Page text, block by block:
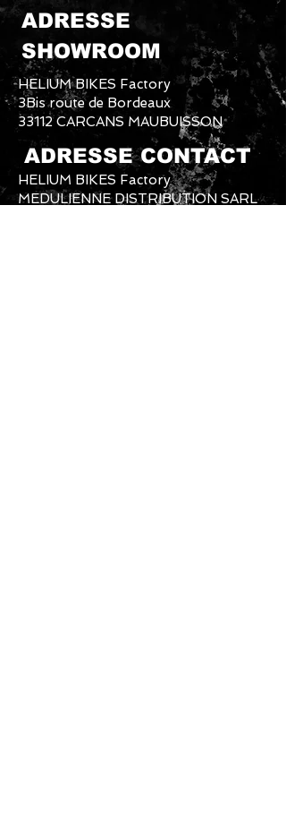
ADRESSE
SHOWROOM
HELIUM BIKES Factory
3Bis route de Bordeaux
33112 CARCANS MAUBUISSON
ADRESSE CONTACT
HELIUM BIKES Factory
MEDULIENNE DISTRIBUTION SARL